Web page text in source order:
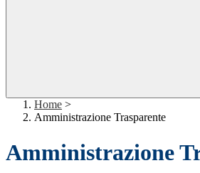
Home >
Amministrazione Trasparente
Amministrazione